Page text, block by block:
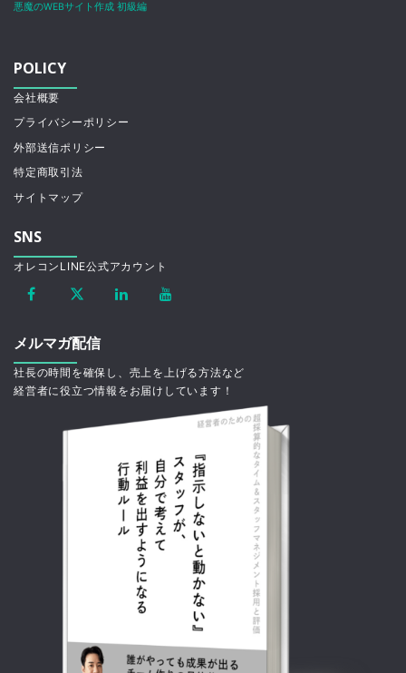
悪魔のWEBサイト作成 初級編
POLICY
会社概要
プライバシーポリシー
外部送信ポリシー
特定商取引法
サイトマップ
SNS
オレコンLINE公式アカウント
メルマガ配信
社長の時間を確保し、売上を上げる方法など
経営者に役立つ情報をお届けしています！